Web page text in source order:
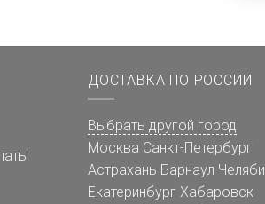
ДОСТАВКА ПО РОССИИ
Выбрать другой город
Москва Санкт-Петербург
Астрахань Барнаул
Екатеринбург Хабаровск